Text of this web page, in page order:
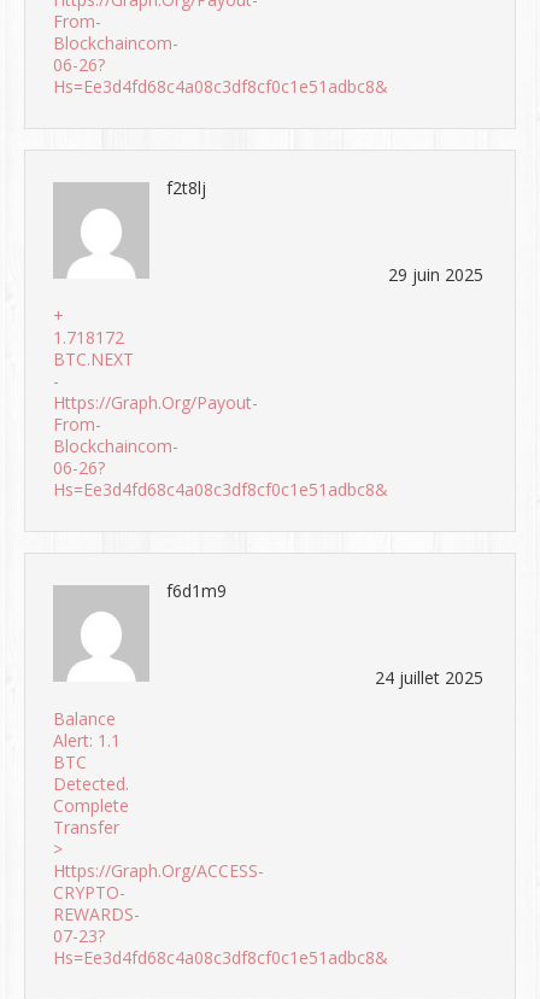
From-
Blockchaincom-
06-26?
Hs=ee3d4fd68c4a08c3df8cf0c1e51adbc8&
+
1.718172
BTC.NEXT
-
Https://graph.org/Payout-
From-
Blockchaincom-
06-26?
Hs=ee3d4fd68c4a08c3df8cf0c1e51adbc8&
f2t8lj
29 juin 2025
Balance
Alert: 1.1
BTC
Detected.
Complete
Transfer
>
Https://graph.org/ACCESS-
CRYPTO-
REWARDS-
07-23?
Hs=ee3d4fd68c4a08c3df8cf0c1e51adbc8&
f6d1m9
24 juillet 2025